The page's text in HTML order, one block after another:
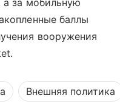
а за мобильную
баллы
вооружения
Внешняя политика